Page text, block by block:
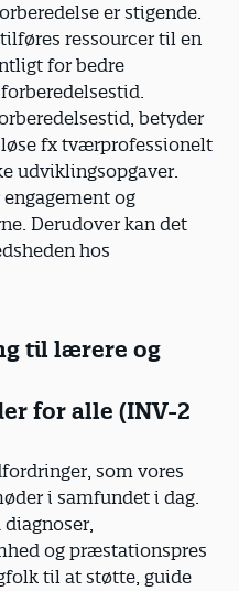
er stigende.
ressourcer til en
for bedre
betyder
fx tværprofessionelt
udviklingsopgaver.
og
Derudover kan det
hos
til lærere og
for alle (INV-2
som vores
i samfundet i dag.
og præstationspres
til at støtte, guide